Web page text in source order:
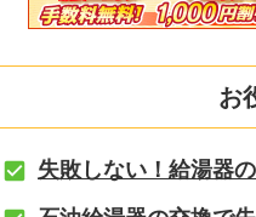
お
失敗しない！給湯器